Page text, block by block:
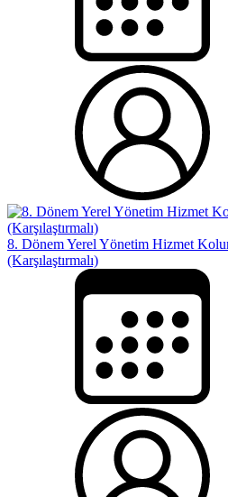
8. Dönem Yerel Yönetim Hizmet
(Karşılaştırmalı)